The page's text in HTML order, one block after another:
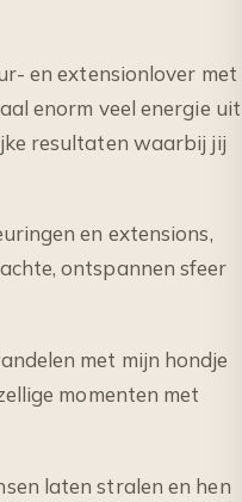
en extensionlover met
enorm veel energie uit
resultaten waarbij jij
en extensions,
ontspannen sfeer
met mijn hondje
momenten met
laten stralen en hen